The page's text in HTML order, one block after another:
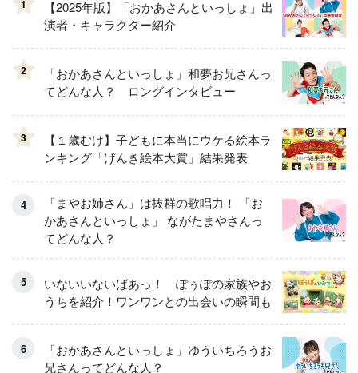
1
【2025年版】「おかあさんといっしょ」出
演者・キャラクター紹介
2
「おかあさんといっしょ」和夢お兄さんっ
てどんな人？ ロングインタビュー
3
【１歳むけ】子どもに本当にウケる絵本ラ
ンキング「げんき絵本大賞」結果発表
「まやお姉さん」は抜群の歌唱力！ 「お
かあさんといっしょ」 ながたまやさんっ
てどんな人？
いないいないばあっ！ ぽぅぽの家族やお
うちを紹介！ワンワンとの出会いの瞬間も
「おかあさんといっしょ」ゆういちろうお
兄さんってどんな人？